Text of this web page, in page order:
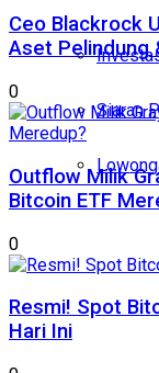
Siaran
Ceo Blackrock
Aset Pelindung
0
Outflow Milik
Bitcoin ETF
0
Resmi! Spot
Hari Ini